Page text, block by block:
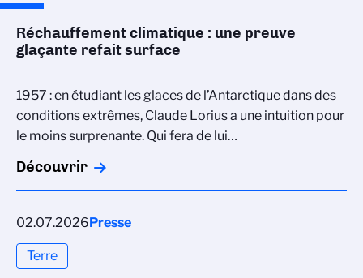
Réchauffement climatique : une preuve
glaçante refait surface
1957 : en étudiant les glaces de l’Antarctique dans des
conditions extrêmes, Claude Lorius a une intuition pour
le moins surprenante. Qui fera de lui…
Découvrir
02.07.2026Presse
Terre